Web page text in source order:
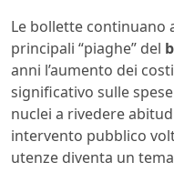
Le bollette continuano
principali “piaghe” del
anni l’aumento dei
significativo sulle
nuclei a rivedere
intervento pubblico
utenze diventa un